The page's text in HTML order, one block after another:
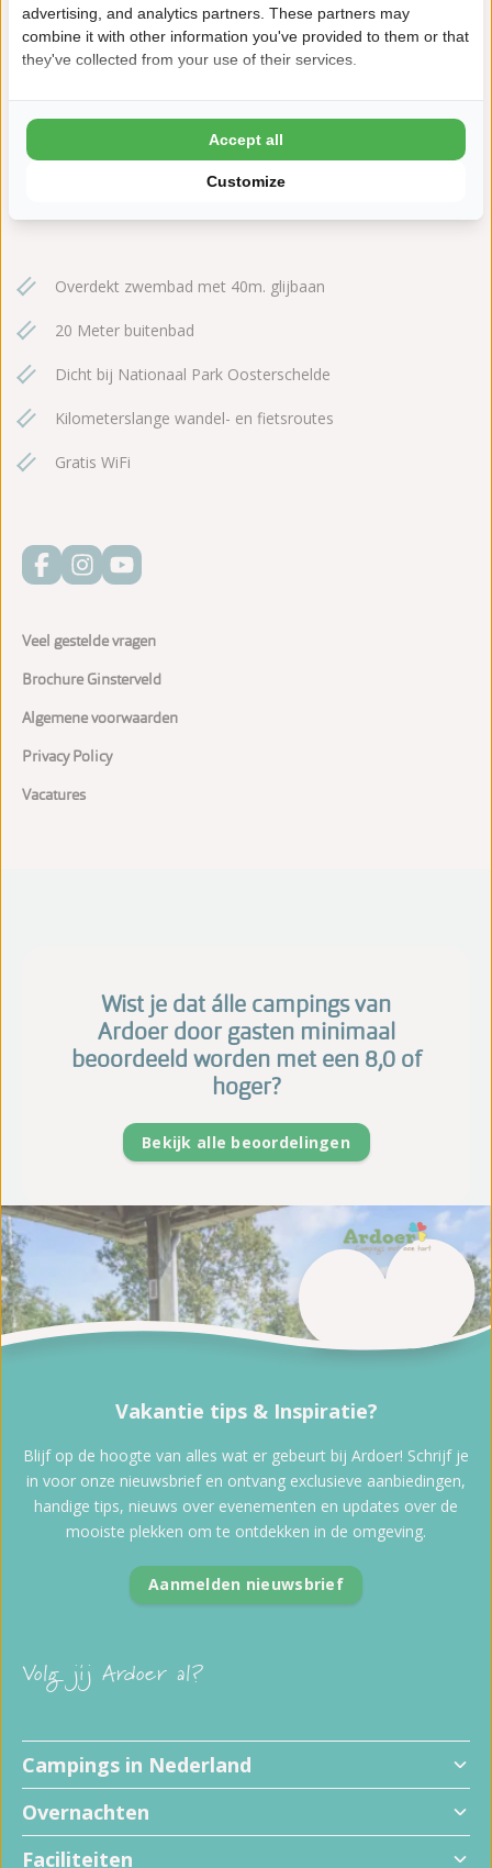
4328 GR Burgh-Haamstede
ginsterveld@ardoer.com
Overdekt zwembad met 40m. glijbaan
20 Meter buitenbad
Dicht bij Nationaal Park Oosterschelde
Kilometerslange wandel- en fietsroutes
Gratis WiFi
Veel gestelde vragen
Brochure Ginsterveld
Algemene voorwaarden
Privacy Policy
Vacatures
Wist je dat álle campings van
Ardoer door gasten minimaal
beoordeeld worden met een 8,0 of
hoger?
Bekijk alle beoordelingen
Volg jij Ardoer al?
Campings in Nederland
Overnachten
Faciliteiten
Vakantie tips & Inspiratie?
Blijf op de hoogte van alles wat er gebeurt bij Ardoer! Schrijf je
in voor onze nieuwsbrief en ontvang exclusieve aanbiedingen,
handige tips, nieuws over evenementen en updates over de
mooiste plekken om te ontdekken in de omgeving.
Aanmelden nieuwsbrief
advertising, and analytics partners. These partners may
combine it with other information you've provided to them or that
they've collected from your use of their services.
Customize
Accept all